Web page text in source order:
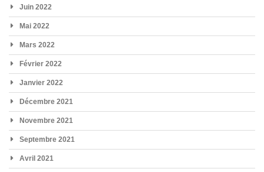
Juin 2022
Mai 2022
Mars 2022
Février 2022
Janvier 2022
Décembre 2021
Novembre 2021
Septembre 2021
Avril 2021